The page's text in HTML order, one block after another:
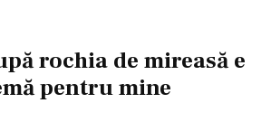
rochia de mireasă e
pentru mine